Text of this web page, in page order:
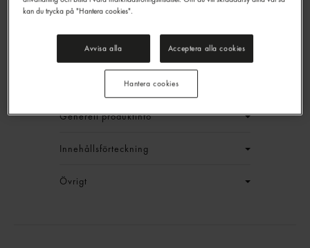
659,40 kr/låda
Jmf.pris : 109,90 kr /
EAN:
17340083479349
LOGGA IN
Generell produktinfo
Innehållsförteckning
Övrigt
kan du trycka på "Hantera cookies".
Avvisa alla Acceptera alla cookies
Hantera cookies